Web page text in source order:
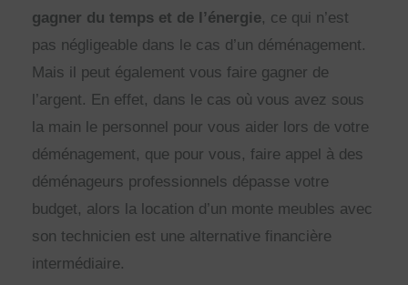
gagner du temps et de l’énergie, ce qui n’est
pas négligeable dans le cas d’un déménagement.
Mais il peut également vous faire gagner de
l’argent. En effet, dans le cas où vous avez sous
la main le personnel pour vous aider lors de votre
déménagement, que pour vous, faire appel à des
déménageurs professionnels dépasse votre
budget, alors la location d’un monte meubles avec
son technicien est une alternative financière
intermédiaire.